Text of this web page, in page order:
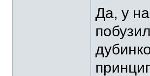
Да, у